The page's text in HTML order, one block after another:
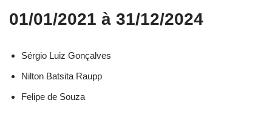
01/01/2021 à 31/12/2024
Sérgio Luiz Gonçalves
Nilton Batsita Raupp
Felipe de Souza